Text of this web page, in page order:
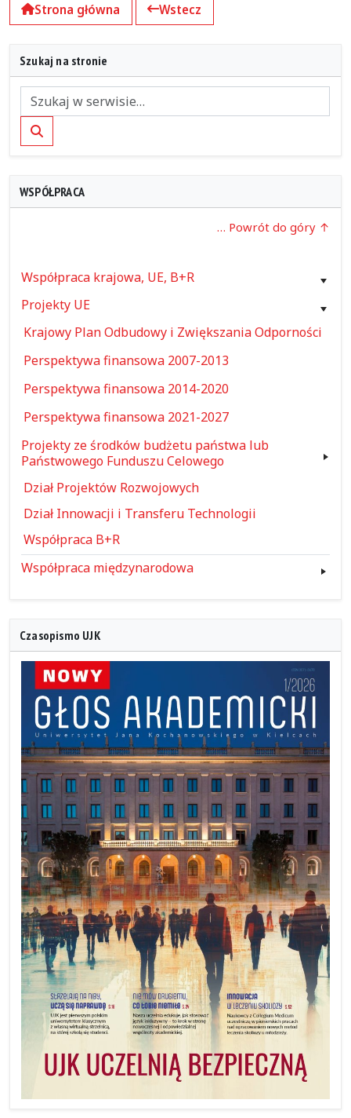
Strona główna
Wstecz
Szukaj na stronie
Szukaj
WSPÓŁPRACA
… Powrót do góry
Współpraca krajowa, UE, B+R
Projekty UE
Krajowy Plan Odbudowy i Zwiększania Odporności
Perspektywa finansowa 2007-2013
Perspektywa finansowa 2014-2020
Perspektywa finansowa 2021-2027
Projekty ze środków budżetu państwa lub
Państwowego Funduszu Celowego
Dział Projektów Rozwojowych
Dział Innowacji i Transferu Technologii
Współpraca B+R
Współpraca międzynarodowa
Czasopismo UJK